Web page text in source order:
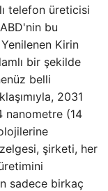
telefon üreticisi
bu
Kirin
bir şekilde
belli
2031
nanometre (14
şirketi, her
sadece birkaç